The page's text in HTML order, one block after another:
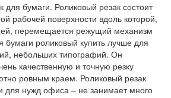
для бумаги. Роликовый резак состоит
рабочей поверхности вдоль которой,
перемещается режущий механизм
бумаги роликовый купить лучше для
небольших типографий. Он
качественную и точную резку
ровным краем. Роликовый резак
для нужд офиса – не занимает много